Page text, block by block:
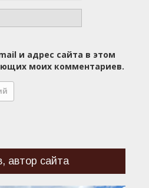
и адрес сайта в этом
моих комментариев.
автор сайта